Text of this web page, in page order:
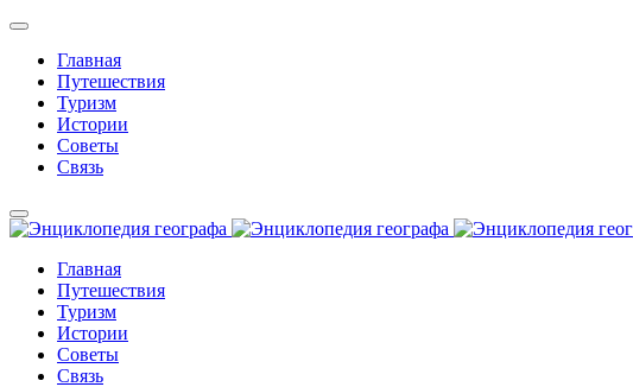
Главная
Путешествия
Туризм
Истории
Советы
Связь
Главная
Путешествия
Туризм
Истории
Советы
Связь